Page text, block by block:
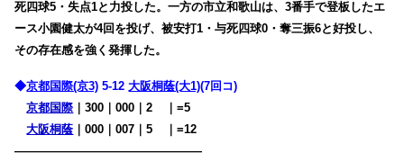
死四球5・失点1と力投した。一方の市立和歌山は、3番手で登板したエ
ース小園健太が4回を投げ、被安打1・与死四球0・奪三振6と好投し、
その存在感を強く発揮した。
◆京都国際(京3) 5-12大阪桐蔭(大1)(7回コ)
京都国際 ｜300｜000｜2
｜=5
大阪桐蔭 ｜000｜007｜5
｜=12
————————————————